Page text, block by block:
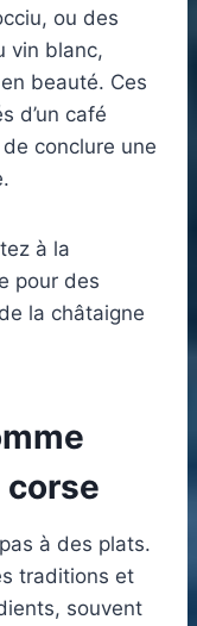
ou des
vin blanc,
beauté. Ces
d’un café
conclure une
à la
pour des
la châtaigne
à des plats.
traditions et
souvent